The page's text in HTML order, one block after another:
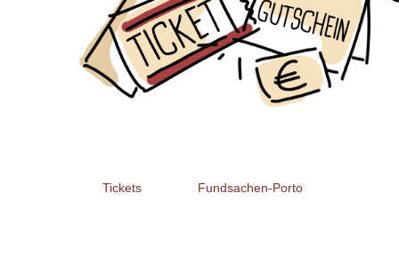
Tickets Fundsachen-Porto